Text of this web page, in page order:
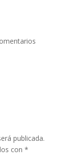
publicada.
con *